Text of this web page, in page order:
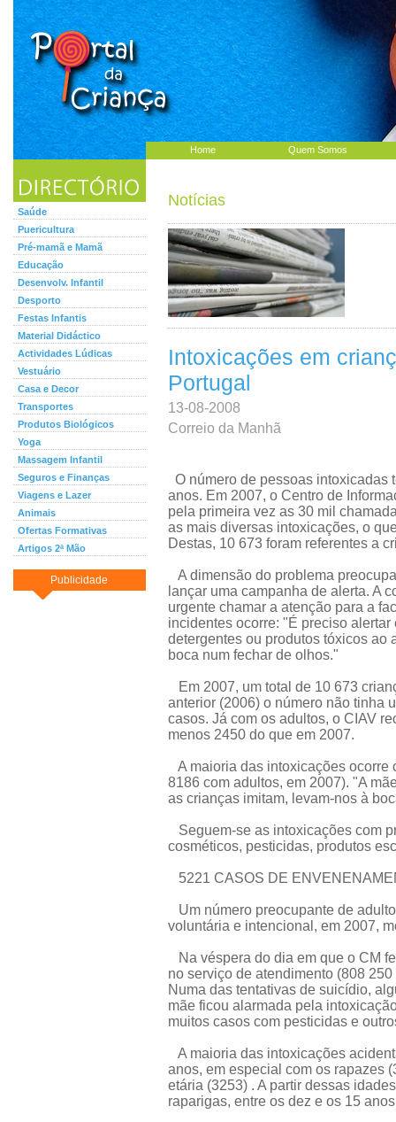
Home Quem Somos
Saúde
Puericultura
Pré-mamã e Mamã
Educação
Desenvolv. Infantil
Desporto
Festas Infantis
Material Didáctico
Actividades Lúdicas
Vestuário
Casa e Decor
Transportes
Produtos Biológicos
Yoga
Massagem Infantil
Seguros e Finanças
Viagens e Lazer
Animais
Ofertas Formativas
Artigos 2ª Mão
Publicidade
Notícias
Intoxicações em
Portugal
13-08-2008
Correio da Manhã
O número de pessoas intoxicadas
anos. Em 2007, o Centro de
pela primeira vez as 30 mil
as mais diversas intoxicações, o
Destas, 10 673 foram referentes a
A dimensão do problema
lançar uma campanha de alerta. A
urgente chamar a atenção para a
incidentes ocorre: "É preciso
detergentes ou produtos tóxicos ao
boca num fechar de olhos."
Em 2007, um total de 10 673
anterior (2006) o número não tinha
casos. Já com os adultos, o CIAV
menos 2450 do que em 2007.
A maioria das intoxicações ocorre
8186 com adultos, em 2007). "A
as crianças imitam, levam-nos à
Seguem-se as intoxicações com
cosméticos, pesticidas, produtos
5221 CASOS DE
Um número preocupante de
voluntária e intencional, em 2007,
Na véspera do dia em que o CM
no serviço de atendimento (808
Numa das tentativas de suicídio,
mãe ficou alarmada pela
muitos casos com pesticidas e
A maioria das intoxicações
anos, em especial com os rapazes
etária (3253) . A partir dessas
raparigas, entre os dez e os 15